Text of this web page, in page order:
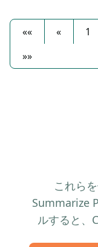
«« « 1
»»
これら
Summarize
ルすると、